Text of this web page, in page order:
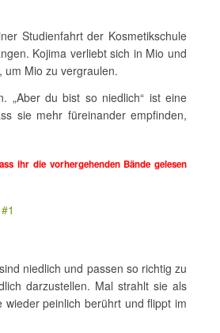
Studienfahrt der Kosmetikschule
Kojima verliebt sich in Mio und
um Mio zu vergraulen.
„Aber du bist so niedlich“ ist eine
sie mehr füreinander empfinden,
ihr die vorhergehenden Bände gelesen
niedlich und passen so richtig zu
darzustellen. Mal strahlt sie als
peinlich berührt und flippt im